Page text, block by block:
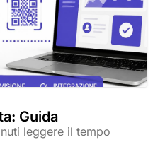
Guida
leggere il tempo